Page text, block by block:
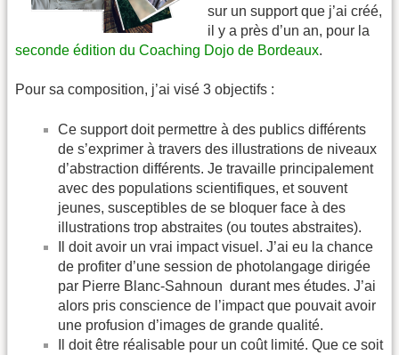
sur un support que j’ai créé,
il y a près d’un an, pour la
seconde édition du Coaching Dojo de Bordeaux.
Pour sa composition, j’ai visé 3 objectifs :
Ce support doit permettre à des publics différents
de s’exprimer à travers des illustrations de niveaux
d’abstraction différents. Je travaille principalement
avec des populations scientifiques, et souvent
jeunes, susceptibles de se bloquer face à des
illustrations trop abstraites (ou toutes abstraites).
Il doit avoir un vrai impact visuel. J’ai eu la chance
de profiter d’une session de photolangage dirigée
par Pierre Blanc-Sahnoun durant mes études. J’ai
alors pris conscience de l’impact que pouvait avoir
une profusion d’images de grande qualité.
Il doit être réalisable pour un coût limité. Que ce soit